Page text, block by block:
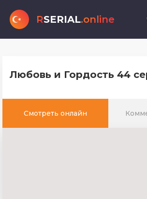
RSERIAL.online
Любовь и Гордость 44
Смотреть онлайн